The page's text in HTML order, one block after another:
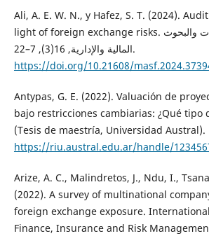
Ali, A. E. W. N., y Hafez, S. T. (2024).
light of foreign exchange risks. المجلة العلمية للدراسات والبحوث
المالية والإدارية, 16(3), 7–22.
https://doi.org/10.21608/
Antypas, G. E. (2022). Valuación de
bajo restricciones cambiarias: ¿Qué tipo
(Tesis de maestría, Universidad Austral).
https://riu.austral.edu.ar/handle/
Arize, A. C., Malindretos, J., Ndu, I.,
(2022). A survey of multinational
foreign exchange exposure.
Finance, Insurance and Risk